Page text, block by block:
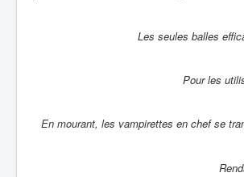
Les seules balles
Pour les
En mourant, les vampirettes en chef se